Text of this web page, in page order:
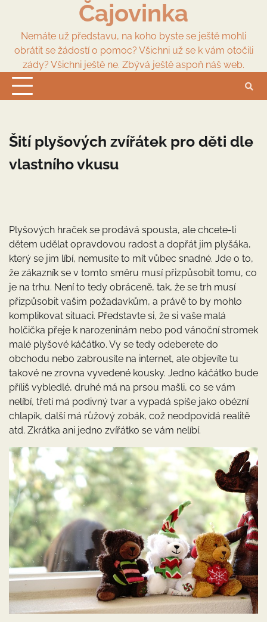
content
Čajovinka
Nemáte už představu, na koho byste se ještě mohli
obrátit se žádostí o pomoc? Všichni už se k vám otočili
zády? Všichni ještě ne. Zbývá ještě aspoň náš web.
Šití plyšových zvířátek pro děti dle
vlastního vkusu
Plyšových hraček se prodává spousta, ale chcete-li
dětem udělat opravdovou radost a dopřát jim plyšáka,
který se jim líbí, nemusíte to mít vůbec snadné. Jde o to,
že zákazník se v tomto směru musí přizpůsobit tomu, co
je na trhu. Není to tedy obráceně, tak, že se trh musí
přizpůsobit vašim požadavkům, a právě to by mohlo
komplikovat situaci. Představte si, že si vaše malá
holčička přeje k narozeninám nebo pod vánoční stromek
malé plyšové káčátko. Vy se tedy odeberete do
obchodu nebo zabrousíte na internet, ale objevíte tu
takové ne zrovna vyvedené kousky. Jedno káčátko bude
příliš vybledlé, druhé má na prsou mašli, co se vám
nelíbí, třetí má podivný tvar a vypadá spíše jako obézní
chlapík, další má růžový zobák, což neodpovídá realitě
atd. Zkrátka ani jedno zvířátko se vám nelíbí.